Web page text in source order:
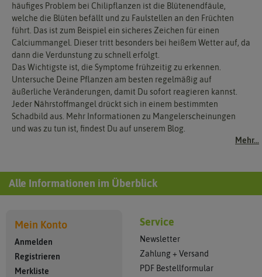
Mehr...
häufiges Problem bei Chilipflanzen ist die Blütenendfäule,
welche die Blüten befällt und zu Faulstellen an den Früchten
führt. Das ist zum Beispiel ein sicheres Zeichen für einen
Calciummangel. Dieser tritt besonders bei heißem Wetter auf, da
dann die Verdunstung zu schnell erfolgt.
Das Wichtigste ist, die Symptome frühzeitig zu erkennen.
Untersuche Deine Pflanzen am besten regelmäßig auf
äußerliche Veränderungen, damit Du sofort reagieren kannst.
Jeder Nährstoffmangel drückt sich in einem bestimmten
Schadbild aus. Mehr Informationen zu Mangelerscheinungen
und was zu tun ist, findest Du auf unserem Blog.
Alle Informationen im Überblick
Mein Konto
Anmelden
Registrieren
Merkliste
Service
Newsletter
Zahlung + Versand
PDF Bestellformular